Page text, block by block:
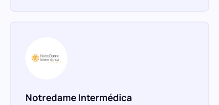
Notredame Intermédica